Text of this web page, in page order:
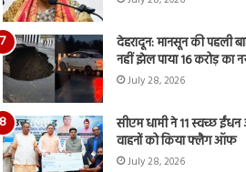
देहरादून: मानसून की पहली
नहीं झेल पाया 16 करोड़ का
July 28, 2026
सीएम धामी ने 11 स्वच्छ ईंधन
वाहनों को किया फ्लैग ऑफ
July 28, 2026